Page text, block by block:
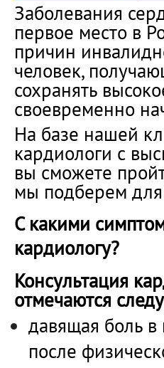
Заболевания
первое место в
причин
человек,
сохранять
своевременно
На базе нашей
кардиологи с
вы сможете
мы подберем для
С какими
кардиологу?
Консультация
отмечаются
давящая боль
после